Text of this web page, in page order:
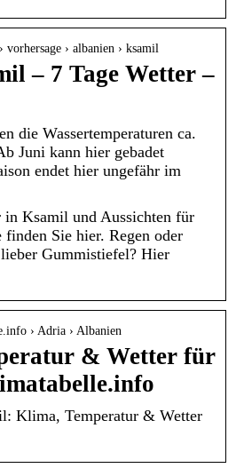
› albanien › ksamil
– 7 Tage Wetter –
die Wassertemperaturen ca.
Juni kann hier gebadet
endet hier ungefähr im
in Ksamil und Aussichten für
finden Sie hier. Regen oder
Gummistiefel? Hier
› Adria › Albanien
& Wetter für
Klima, Temperatur & Wetter